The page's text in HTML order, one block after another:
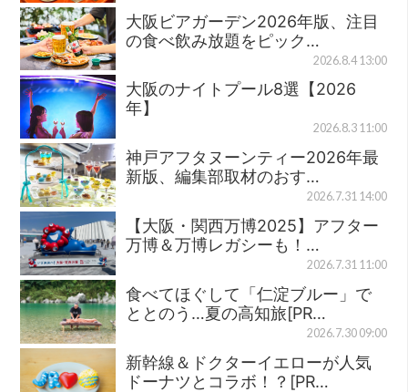
大阪ビアガーデン2026年版、注目
の食べ飲み放題をピック…
2026.8.4 13:00
大阪のナイトプール8選【2026
年】
2026.8.3 11:00
神戸アフタヌーンティー2026年最
新版、編集部取材のおす…
2026.7.31 14:00
【大阪・関西万博2025】アフター
万博＆万博レガシーも！…
2026.7.31 11:00
食べてほぐして「仁淀ブルー」で
ととのう…夏の高知旅[PR…
2026.7.30 09:00
新幹線＆ドクターイエローが人気
ドーナツとコラボ！？[PR…